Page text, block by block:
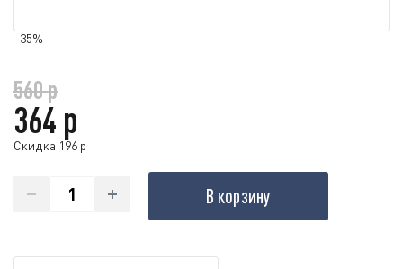
-35%
560 р
364 р
Скидка 196 р
В корзину